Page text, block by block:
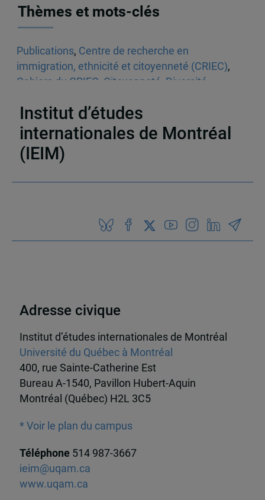
Thèmes et mots-clés
Publications, Centre de recherche en
immigration, ethnicité et citoyenneté (CRIEC),
Cahiers du CRIEC Citoyenneté Diversité
Institut d’études
internationales de Montréal
(IEIM)
Adresse civique
Institut d’études internationales de Montréal
Université du Québec à Montréal
400, rue Sainte-Catherine Est
Bureau A-1540, Pavillon Hubert-Aquin
Montréal (Québec) H2L 3C5
* Voir le plan du campus
Téléphone 514 987-3667
ieim@uqam.ca
www.uqam.ca